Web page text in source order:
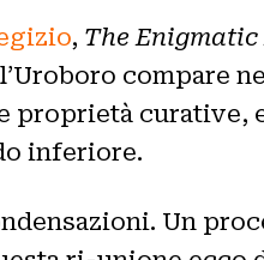
, The Enigmatic
compare
proprietà curative,
inferiore.
Un